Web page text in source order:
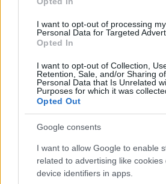
I want to opt-out of processing my
Personal Data for Targeted
Opted In
I want to opt-out of Collection,
Retention, Sale, and/or Sharing
Personal Data that Is Unrelated
Purposes for which it was
Opted Out
Google consents
I want to allow Google to enable
related to advertising like cookies
device identifiers in apps.
POTREBBE INTERESSARTI
residenti
6 anni fa
Controllori Atac,
ritorno a bordo
5 anni fa
SEGUICI SU FACEBOOK